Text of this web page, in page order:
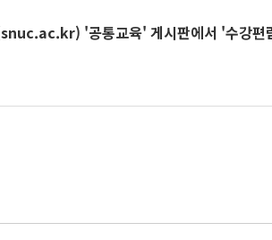
'공통교육' 게시판에서 '수강편